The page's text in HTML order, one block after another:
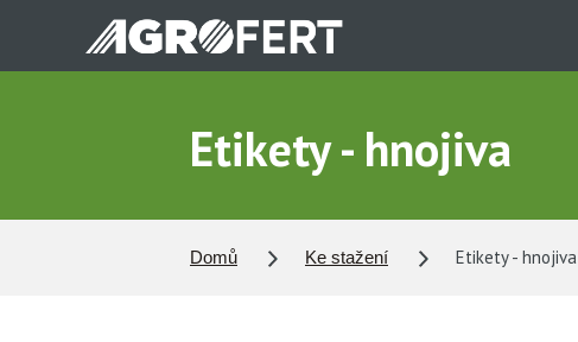
hlavnímu
Etikety - hnojiva
Domů Ke stažení Etikety - hnojiva